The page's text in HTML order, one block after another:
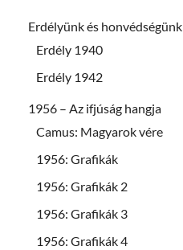
Erdélyünk és honvédségünk
Erdély 1940
Erdély 1942
1956 – Az ifjúság hangja
Camus: Magyarok vére
1956: Grafikák
1956: Grafikák 2
1956: Grafikák 3
1956: Grafikák 4